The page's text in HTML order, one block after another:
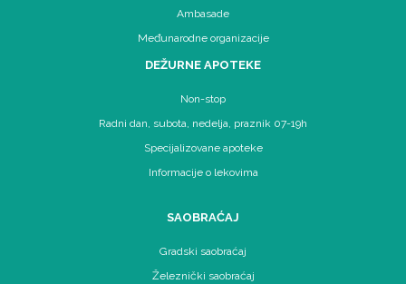
Ambasade
Međunarodne organizacije
DEŽURNE APOTEKE
Non-stop
Radni dan, subota, nedelja, praznik 07-19h
Specijalizovane apoteke
Informacije o lekovima
SAOBRAĆAJ
Gradski saobraćaj
Železnički saobraćaj